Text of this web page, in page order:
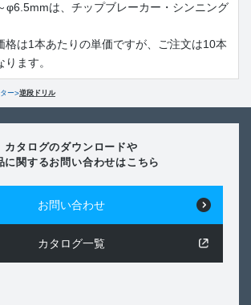
は、チップブレーカー・シンニング
は1本あたりの単価ですが、ご注文は10本
ます。
ー>逆段ドリル
カタログのダウンロードや
に関するお問い合わせはこちら
お問い合わせ
カタログ一覧